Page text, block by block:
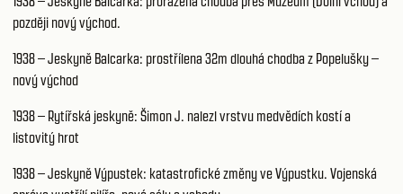
později nový východ.
1938 – Jeskyně Balcarka: prostřílena 32m dlouhá chodba z Popelušky –
nový východ
1938 – Rytířská jeskyně: Šimon J. nalezl vrstvu medvědích kostí a
listovitý hrot
1938 – Jeskyně Výpustek: katastrofické změny ve Výpustku. Vojenská